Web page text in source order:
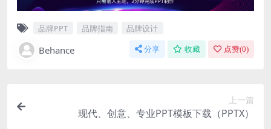
品牌PPT 品牌指南 品牌设计
Behance 分享 收藏 点赞(0)
上一篇
现代、创意、专业PPT模板下载（PPTX）